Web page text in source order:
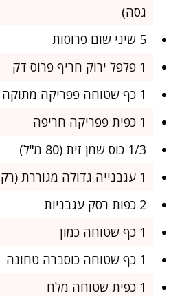
גסה)
5 שיני שום פרוסות
1 פלפל ירוק חריף פרוס דק
1 כף שטוחה פפריקה מתוקה מרוקאית
1 כפית פפריקה חריפה
1/3 כוס שמן זית (80 מ"ל)
1 עגבנייה גדולה מגוררת (רק בשר, ללא הקליפה)
2 כפות רסק עגבניות
1 כף שטוחה כמון
1 כף שטוחה כוסברה טחונה
1 כפית שטוחה מלח